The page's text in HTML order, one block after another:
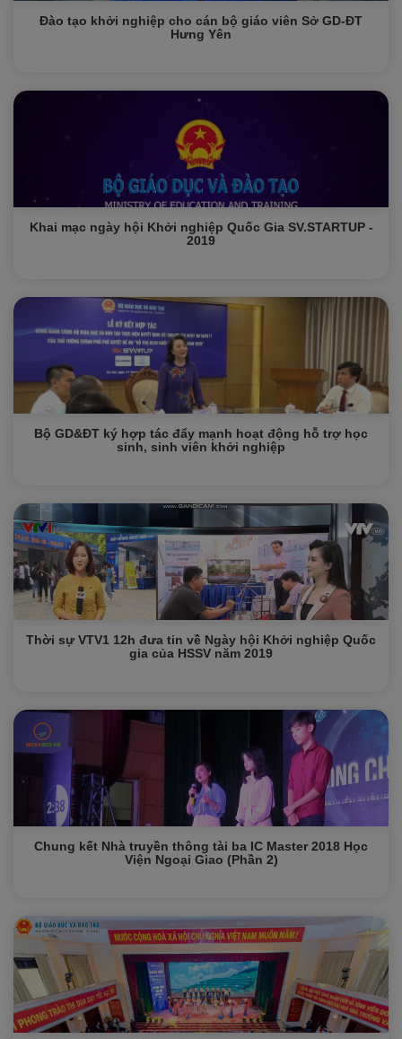
Đào tạo khởi nghiệp cho cán bộ giáo viên Sở GD-ĐT
Hưng Yên
Khai mạc ngày hội Khởi nghiệp Quốc Gia SV.STARTUP -
2019
Bộ GD&ĐT ký hợp tác đẩy mạnh hoạt động hỗ trợ học
sinh, sinh viên khởi nghiệp
Thời sự VTV1 12h đưa tin về Ngày hội Khởi nghiệp Quốc
gia của HSSV năm 2019
Chung kết Nhà truyền thông tài ba IC Master 2018 Học
Viện Ngoại Giao (Phần 2)